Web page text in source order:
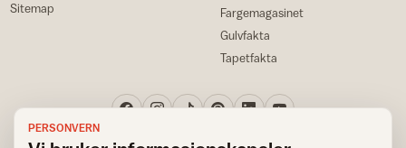
Sitemap
Fargemagasinet
Gulvfakta
Tapetfakta
PERSONVERN